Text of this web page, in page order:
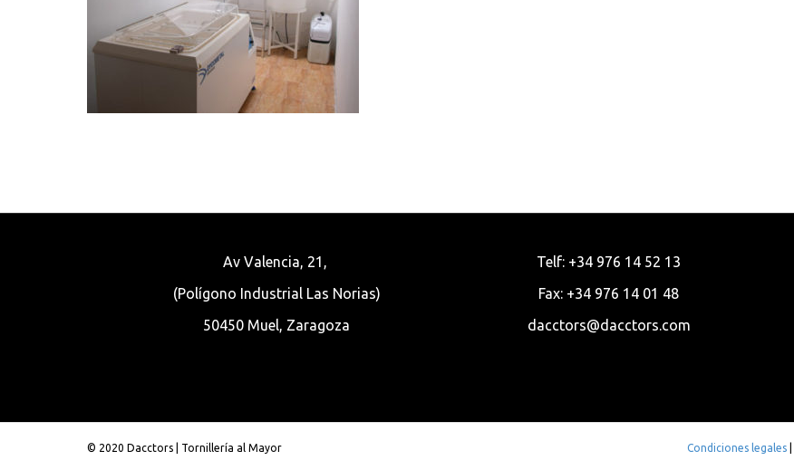
Av Valencia, 21,
(Polígono Industrial Las Norias)
50450 Muel, Zaragoza
Telf: +34 976 14 52 13
Fax: +34 976 14 01 48
dacctors@dacctors.com
© 2020 Dacctors | Tornillería al Mayor Condiciones legales